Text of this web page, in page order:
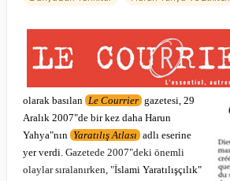
olarak basılan Le Courrier gazetesi, 29
Aralık 2007"de bir kez daha Harun
Yahya"nın Yaratılış Atlası adlı eserine
yer verdi. Gazetede 2007"deki önemli
olaylar sıralanırken, "İslami Yaratılışçılık"